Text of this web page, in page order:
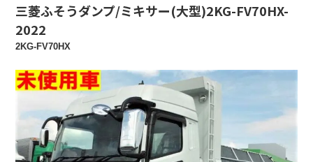
三菱ふそうダンプ/ミキサー(大型)2KG-FV70HX-
2022
2KG-FV70HX